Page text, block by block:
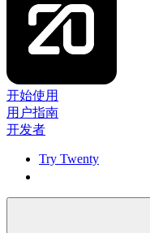
开始使用
用户指南
开发者
Try Twenty